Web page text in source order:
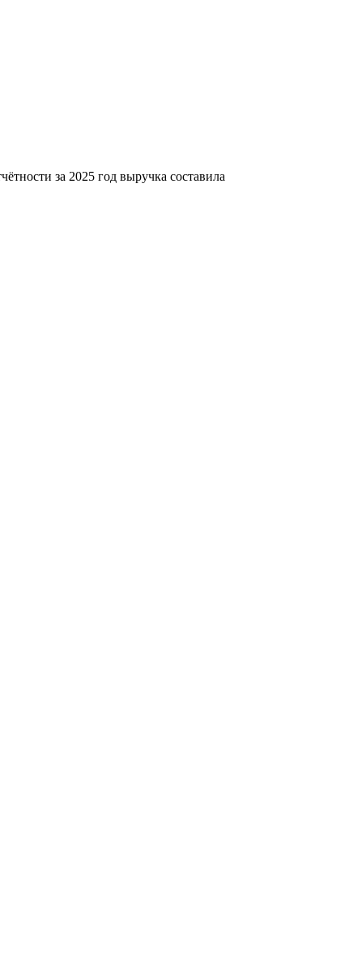
за 2025 год выручка составила